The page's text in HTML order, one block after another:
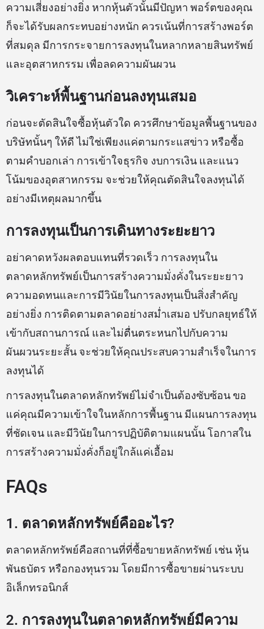
ความเสี่ยงอย่างยิ่ง หากหุ้นตัวนั้นมีปัญหา พอร์ตของคุณ
ก็จะได้รับผลกระทบอย่างหนัก ควรเน้นที่การสร้างพอร์ต
ที่สมดุล มีการกระจายการลงทุนในหลากหลายสินทรัพย์
และอุตสาหกรรม เพื่อลดความผันผวน
วิเคราะห์พื้นฐานก่อนลงทุนเสมอ
ก่อนจะตัดสินใจซื้อหุ้นตัวใด ควรศึกษาข้อมูลพื้นฐานของ
บริษัทนั้นๆ ให้ดี ไม่ใช่เพียงแค่ตามกระแสข่าว หรือซื้อ
ตามคำบอกเล่า การเข้าใจธุรกิจ งบการเงิน และแนว
โน้มของอุตสาหกรรม จะช่วยให้คุณตัดสินใจลงทุนได้
อย่างมีเหตุผลมากขึ้น
การลงทุนเป็นการเดินทางระยะยาว
อย่าคาดหวังผลตอบแทนที่รวดเร็ว การลงทุนใน
ตลาดหลักทรัพย์เป็นการสร้างความมั่งคั่งในระยะยาว
ความอดทนและการมีวินัยในการลงทุนเป็นสิ่งสำคัญ
อย่างยิ่ง การติดตามตลาดอย่างสม่ำเสมอ ปรับกลยุทธ์ให้
เข้ากับสถานการณ์ และไม่ตื่นตระหนกไปกับความ
ผันผวนระยะสั้น จะช่วยให้คุณประสบความสำเร็จในการ
ลงทุนได้
การลงทุนในตลาดหลักทรัพย์ไม่จำเป็นต้องซับซ้อน ขอ
แค่คุณมีความเข้าใจในหลักการพื้นฐาน มีแผนการลงทุน
ที่ชัดเจน และมีวินัยในการปฏิบัติตามแผนนั้น โอกาสใน
การสร้างความมั่งคั่งก็อยู่ใกล้แค่เอื้อม
FAQs
1. ตลาดหลักทรัพย์คืออะไร?
ตลาดหลักทรัพย์คือสถานที่ที่ซื้อขายหลักทรัพย์ เช่น หุ้น
พันธบัตร หรือกองทุนรวม โดยมีการซื้อขายผ่านระบบ
อิเล็กทรอนิกส์
2. การลงทุนในตลาดหลักทรัพย์มีความ